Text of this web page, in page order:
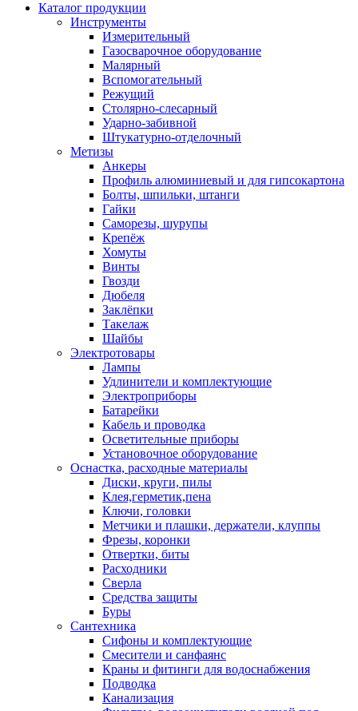
Каталог продукции
Инструменты
Измерительный
Газосварочное оборудование
Малярный
Вспомогательный
Режущий
Столярно-слесарный
Ударно-забивной
Штукатурно-отделочный
Метизы
Анкеры
Профиль алюминиевый и для гипсокартона
Болты, шпильки, штанги
Гайки
Саморезы, шурупы
Крепёж
Хомуты
Винты
Гвозди
Дюбеля
Заклёпки
Такелаж
Шайбы
Электротовары
Лампы
Удлинители и комплектующие
Электроприборы
Батарейки
Кабель и проводка
Осветительные приборы
Установочное оборудование
Оснастка, расходные материалы
Диски, круги, пилы
Клея,герметик,пена
Ключи, головки
Метчики и плашки, держатели, клуппы
Фрезы, коронки
Отвертки, биты
Расходники
Сверла
Средства защиты
Буры
Сантехника
Сифоны и комплектующие
Смесители и санфаянс
Краны и фитинги для водоснабжения
Подводка
Канализация